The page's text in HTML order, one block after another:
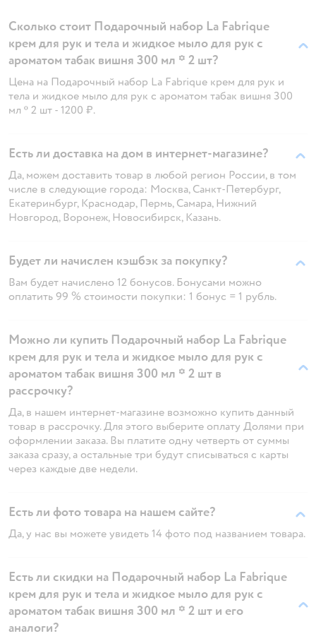
Сколько стоит Подарочный набор La Fabrique
крем для рук и тела и жидкое мыло для рук с
ароматом табак вишня 300 мл * 2 шт?
Цена на Подарочный набор La Fabrique крем для рук и
тела и жидкое мыло для рук с ароматом табак вишня 300
мл * 2 шт - 1200 ₽.
Есть ли доставка на дом в интернет-магазине?
Да, можем доставить товар в любой регион России, в том
числе в следующие города: Москва, Санкт-Петербург,
Екатеринбург, Краснодар, Пермь, Самара, Нижний
Новгород, Воронеж, Новосибирск, Казань.
Будет ли начислен кэшбэк за покупку?
Вам будет начислено 12 бонусов. Бонусами можно
оплатить 99 % стоимости покупки: 1 бонус = 1 рубль.
Можно ли купить Подарочный набор La Fabrique
крем для рук и тела и жидкое мыло для рук с
ароматом табак вишня 300 мл * 2 шт в
рассрочку?
Да, в нашем интернет-магазине возможно купить данный
товар в рассрочку. Для этого выберите оплату Долями при
оформлении заказа. Вы платите одну четверть от суммы
заказа сразу, а остальные три будут списываться с карты
через каждые две недели.
Есть ли фото товара на нашем сайте?
Да, у нас вы можете увидеть 14 фото под названием товара.
Есть ли скидки на Подарочный набор La Fabrique
крем для рук и тела и жидкое мыло для рук с
ароматом табак вишня 300 мл * 2 шт и его
аналоги?